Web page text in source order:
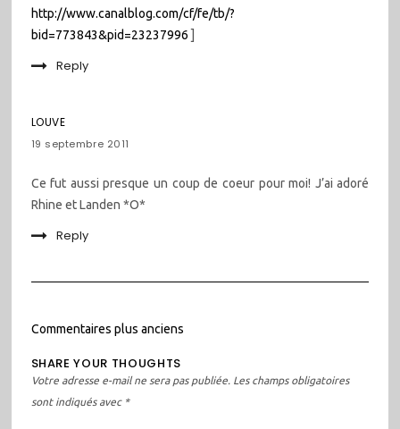
http://www.canalblog.com/cf/fe/tb/?
bid=773843&pid=23237996 ]
Reply
LOUVE
19 septembre 2011
Ce fut aussi presque un coup de coeur pour moi! J’ai adoré
Rhine et Landen *O*
Reply
Navigation
dans
les
commentaires
Commentaires plus anciens
SHARE YOUR THOUGHTS
Votre adresse e-mail ne sera pas publiée. Les champs obligatoires
sont indiqués avec *